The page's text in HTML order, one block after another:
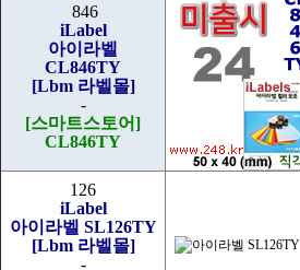
846
iLabel
아이라벨
CL846TY
[Lbm 라벨몰]
-
[스마트스토어]
CL846TY
126
iLabel
아이라벨 SL126TY
[Lbm 라벨몰]
-